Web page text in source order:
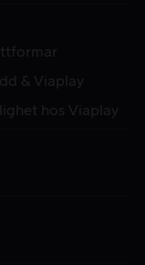
& Viaplay
hos Viaplay